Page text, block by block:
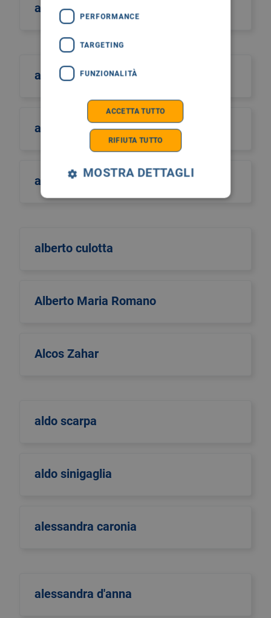
aiutiamo il burundi
albano
albero della vita
alberto castiglione
alberto culotta
Alberto Maria Romano
Alcos Zahar
aldo scarpa
aldo sinigaglia
alessandra caronia
alessandra d'anna
PERFORMANCE
TARGETING
FUNZIONALITÀ
ACCETTA TUTTO
RIFIUTA TUTTO
MOSTRA DETTAGLI